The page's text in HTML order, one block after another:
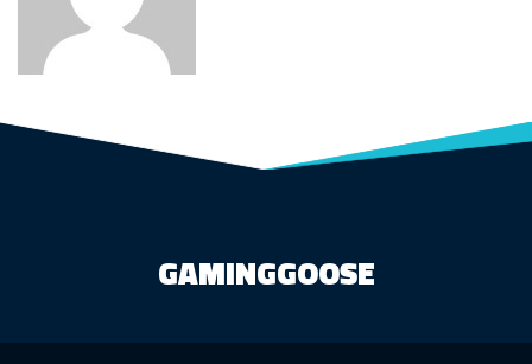
GAMINGGOOSE